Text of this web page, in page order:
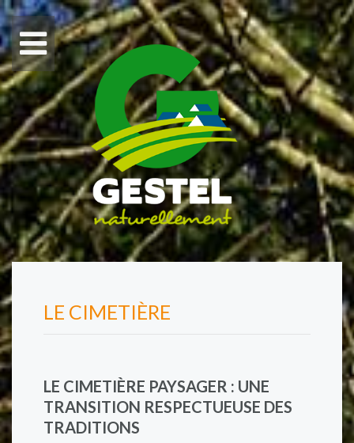
LE CIMETIÈRE
LE CIMETIÈRE PAYSAGER : UNE
TRANSITION RESPECTUEUSE DES
TRADITIONS